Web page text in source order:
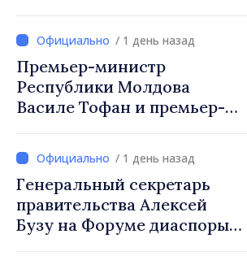
/ 1 день назад
Премьер-министр
Республики Молдова
Василе Тофан и премьер-
Вевер обсудили
европейский путь
Республики Молдова
/ 1 день назад
Генеральный секретарь
правительства Алексей
Бузу на Форуме диаспоры: